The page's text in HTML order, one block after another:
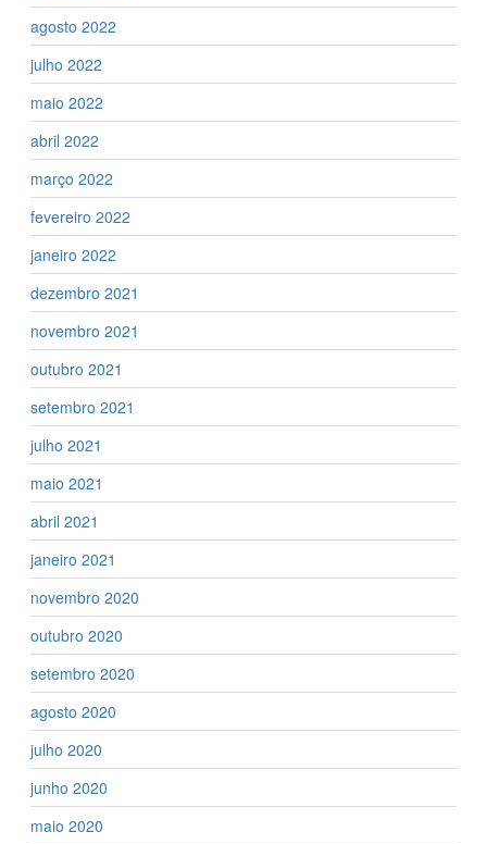
agosto 2022
julho 2022
maio 2022
abril 2022
março 2022
fevereiro 2022
janeiro 2022
dezembro 2021
novembro 2021
outubro 2021
setembro 2021
julho 2021
maio 2021
abril 2021
janeiro 2021
novembro 2020
outubro 2020
setembro 2020
agosto 2020
julho 2020
junho 2020
maio 2020